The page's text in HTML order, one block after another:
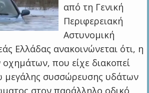
από τη Γενική
Περιφερειακή
Αστυνομική
Ελλάδας ανακοινώνεται ότι, η
που είχε διακοπεί
μεγάλης συσσώρευσης υδάτων